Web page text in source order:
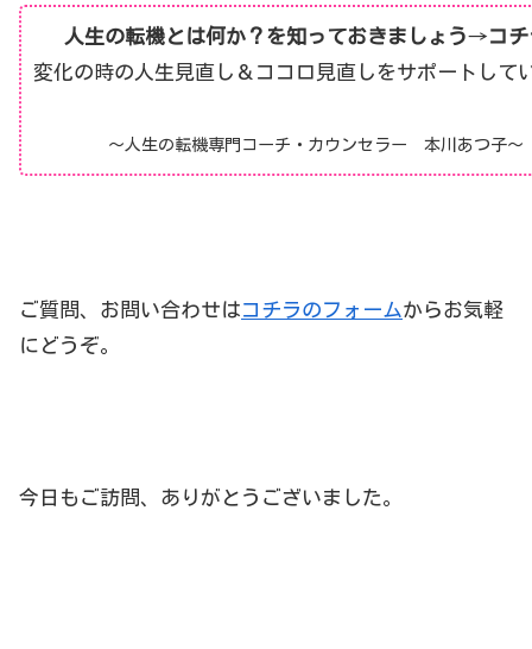
人生の転機とは何か？を知っておきましょう→コ
変化の時の人生見直し＆ココロ見直しをサポートして
～人生の転機専門コーチ・カウンセラー 本川あつ子～
ご質問、お問い合わせはコチラのフォームからお気軽
にどうぞ。
今日もご訪問、ありがとうございました。